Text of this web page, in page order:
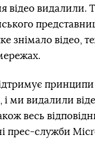
відео
знімало відео,
принципи
і ми видалили
весь
прес-служби